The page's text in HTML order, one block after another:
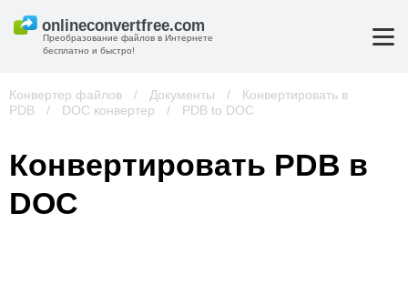
Преобразование файлов в Интернете
бесплатно и быстро!
Конвертер файлов / Документы /
Конвертировать в
PDB
/ DOC конвертер / PDB to DOC
Конвертировать PDB в
DOC